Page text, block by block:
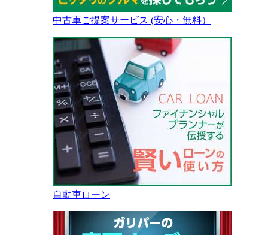
中古車ご提案サービス (安心・無料）
自動車ローン